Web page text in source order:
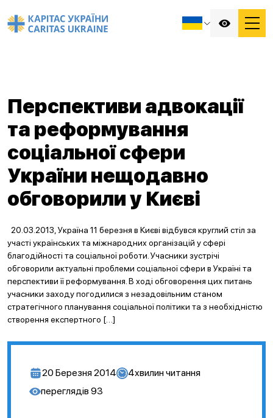
Перспективи адвокації
та реформування
соціальної сфери
України нещодавно
обговорили у Києві
20.03.2013, Україна 11 березня в Києві відбувся круглий стіл за
участі українських та міжнародних організацій у сфері
благодійності та соціальної роботи. Учасники зустрічі
обговорили актуальні проблеми соціальної сфери в Україні та
перспективи її реформування. В ході обговорення цих питань
учасники заходу погодилися з незадовільним станом
стратегічного планування соціальної політики та з необхідністю
створення експертного […]
20 Березня 2014 4хвилин читання
переглядів 93